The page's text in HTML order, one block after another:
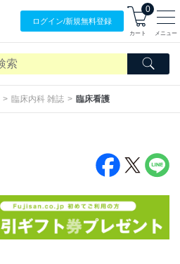
ログイン/新規無料登録
0
カート メニュー
臨床内科 雑誌 臨床看護